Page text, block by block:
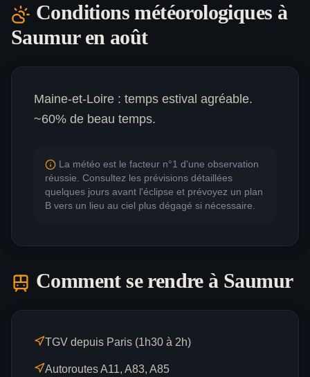
Conditions météorologiques à
Saumuren août
Maine-et-Loire : temps estival agréable.
~60% de beau temps.
La météo est le facteur n°1 d'une observation
réussie. Consultez les prévisions détaillées
quelques jours avant l'éclipse et prévoyez un plan
B vers un lieu au ciel plus dégagé si nécessaire.
Comment se rendre à Saumur
TGV depuis Paris (1h30 à 2h)
Autoroutes A11, A83, A85